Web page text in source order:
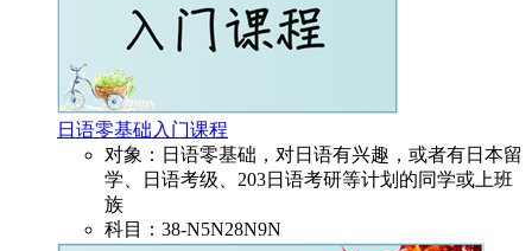
日语零基础入门课程
对象：日语零基础，对日语有兴趣，或者有日本留
学、日语考级、203日语考研等计划的同学或上班
族
科目：38-N5N28N9N